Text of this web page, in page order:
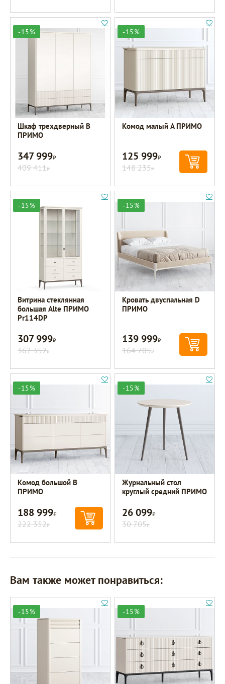
-15%
Шкаф трехдверный B
ПРИМО
347 999Р
409 411Р
-15%
Комод малый A ПРИМО
125 999Р
148 235Р
-15%
Витрина стеклянная
большая Alte ПРИМО
Pr114DP
307 999Р
362 352Р
-15%
Кровать двуспальная D
ПРИМО
139 999Р
164 705Р
-15%
Комод большой B
ПРИМО
188 999Р
222 352Р
-15%
Журнальный стол
круглый средний ПРИМО
26 099Р
30 705Р
Вам также может понравиться:
-15% -15%